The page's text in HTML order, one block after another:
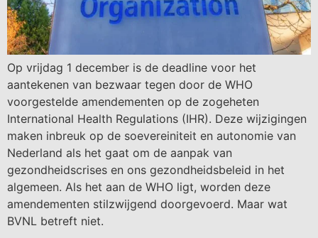
Op vrijdag 1 december is de deadline voor het
aantekenen van bezwaar tegen door de WHO
voorgestelde amendementen op de zogeheten
International Health Regulations (IHR). Deze wijzigingen
maken inbreuk op de soevereiniteit en autonomie van
Nederland als het gaat om de aanpak van
gezondheidscrises en ons gezondheidsbeleid in het
algemeen. Als het aan de WHO ligt, worden deze
amendementen stilzwijgend doorgevoerd. Maar wat
BVNL betreft niet.